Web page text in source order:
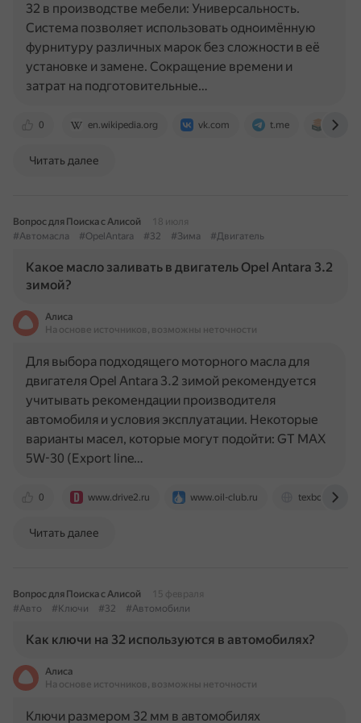
0 en.wikipedia.org vk.com t.me
32 в производстве мебели: Универсальность.
Система позволяет использовать одноимённую
фурнитуру различных марок без сложности в её
установке и замене. Сокращение времени и
затрат на подготовительные…
Читать далее
Вопрос для Поиска с Алисой
18 июля
#Автомасла
#OpelAntara #32 #Зима #Двигатель
Какое масло заливать в двигатель Opel Antara 3.2
зимой?
Алиса
На основе источников, возможны неточности
0 www.drive2.ru www.oil-club.ru texbot.ru
Для выбора подходящего моторного масла для
двигателя Opel Antara 3.2 зимой рекомендуется
учитывать рекомендации производителя
автомобиля и условия эксплуатации. Некоторые
варианты масел, которые могут подойти: GT MAX
5W-30 (Export line…
Читать далее
Вопрос для Поиска с Алисой
15 февраля
#Авто
#Ключи #32 #Автомобили
Как ключи на 32 используются в автомобилях?
Алиса
На основе источников, возможны неточности
Ключи размером 32 мм в автомобилях